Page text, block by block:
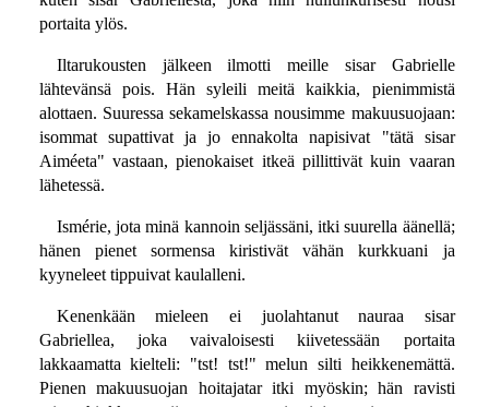
portaita ylös.
Iltarukousten jälkeen ilmotti meille sisar Gabrielle
lähtevänsä pois. Hän syleili meitä kaikkia, pienimmistä
alottaen. Suuressa sekamelskassa nousimme makuusuojaan:
isommat supattivat ja jo ennakolta napisivat "tätä sisar
Aiméeta" vastaan, pienokaiset itkeä pillittivät kuin vaaran
lähetessä.
Ismérie, jota minä kannoin seljässäni, itki suurella äänellä;
hänen pienet sormensa kiristivät vähän kurkkuani ja
kyyneleet tippuivat kaulalleni.
Kenenkään mieleen ei juolahtanut nauraa sisar
Gabriellea, joka vaivaloisesti kiivetessään portaita
lakkaamatta kielteli: "tst! tst!" melun silti heikkenemättä.
Pienen makuusuojan hoitajatar itki myöskin; hän ravisti